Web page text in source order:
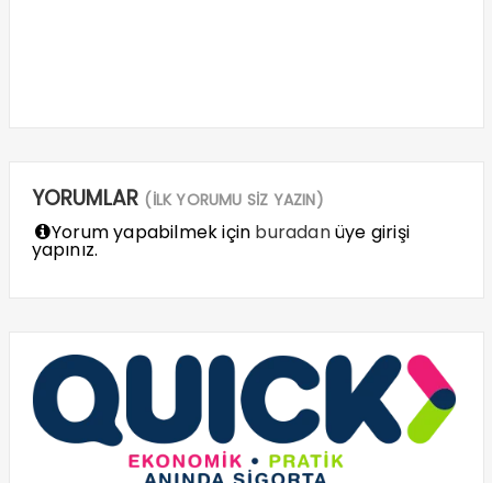
YORUMLAR (İLK YORUMU SİZ YAZIN)
Yorum yapabilmek için buradanüye girişi
yapınız.